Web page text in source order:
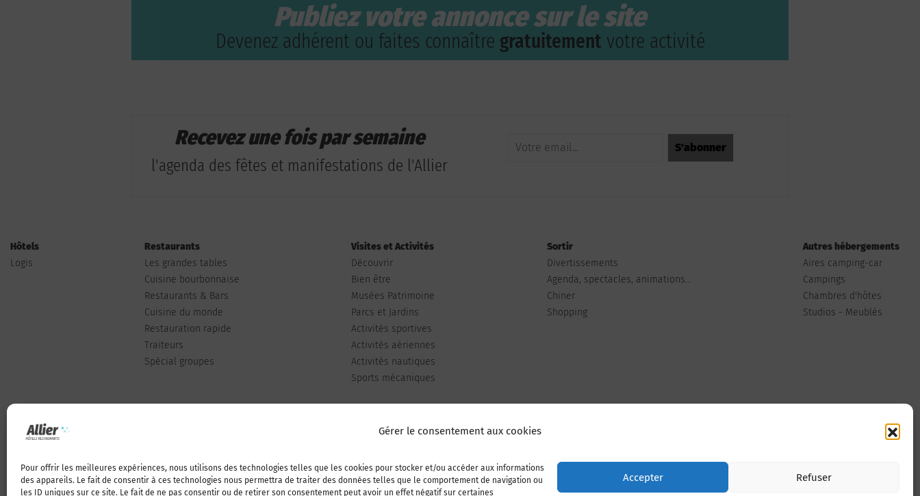
Gérer le consentement aux cookies
Pour offrir les meilleures expériences, nous utilisons des technologies telles que les cookies pour stocker et/ou accéder aux informations
des appareils. Le fait de consentir à ces technologies nous permettra de traiter des données telles que le comportement de navigation ou
les ID uniques sur ce site. Le fait de ne pas consentir ou de retirer son consentement peut avoir un effet négatif sur certaines
Accepter Refuser
Publiez votre annonce sur le site
Devenez adhérent ou faites connaître gratuitement votre activité
Recevez une fois par semaine
l'agenda des fêtes et manifestations de l'Allier
Hôtels
Logis
Restaurants
Les grandes tables
Cuisine bourbonnaise
Restaurants & Bars
Cuisine du monde
Restauration rapide
Traiteurs
Spécial groupes
Visites et Activités
Découvrir
Bien être
Musées Patrimoine
Parcs et Jardins
Activités sportives
Activités aériennes
Activités nautiques
Sports mécaniques
Sortir
Divertissements
Agenda, spectacles, animations...
Chiner
Shopping
Autres hébergements
Aires camping-car
Campings
Chambres d'hôtes
Studios - Meublés
Qui sommes-nous Publiez votre annonce Adhérer à l’association Nous contacter